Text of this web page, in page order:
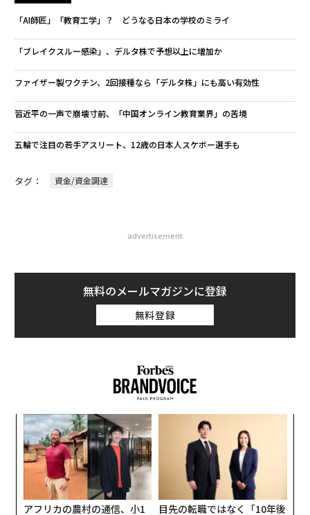
「AI師匠」「教育工学」？ どうなる日本の学校のミライ
「ブレイクスルー感染」、デルタ株で予想以上に増加か
ファイザー製ワクチン、2回接種なら「デルタ株」にも高い有効性
習近平の一声で崩壊寸前、「中国オンライン教育業界」の苦境
五輪で注目の若手アスリート、12歳の日本人スケボー選手も
タグ： 資金/資金調達
advertisement
無料のメールマガジンに登録
無料登録
アフリカの農村の通信、小1
目先の転職ではなく「10年後